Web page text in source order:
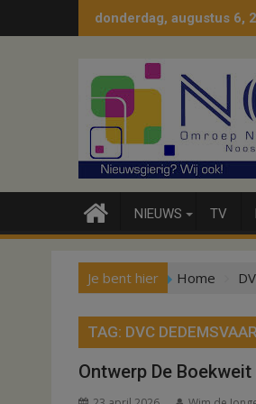
naar
donderdag, augustus 6,
NIEUWS TV
Je bent hier Home
TAG: DVC
Ontwerp De